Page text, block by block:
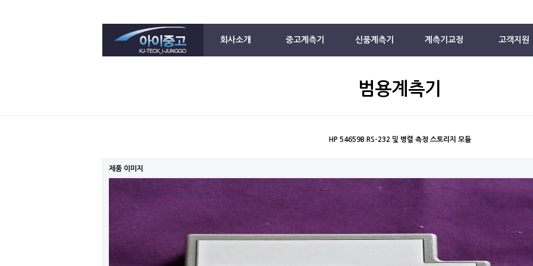
회사소개 중고계측기 신품계측기 계측기교정 고객지원
범용계측기
HP 54659B RS-232 및 병렬 측정 스토리지 모듈
제품 이미지